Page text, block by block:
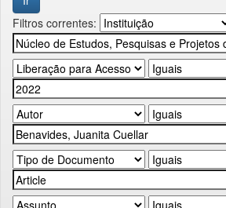
Filtros correntes: